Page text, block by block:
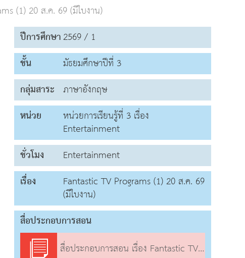
(1) 20 ส.ค. 69 (มีใบงาน)
ปีการศึกษา2569 / 1
ชั้น
มัธยมศึกษาปีที่ 3
กลุ่มสาระ ภาษาอังกฤษ
หน่วย
หน่วยการเรียนรู้ที่ 3 เรื่อง
Entertainment
ชั่วโมง
Entertainment
เรื่อง
Fantastic TV Programs (1) 20 ส.ค. 69
(มีใบงาน)
สื่อประกอบการสอน
สื่อประกอบการสอน เรื่อง Fantastic TV Programs (1)